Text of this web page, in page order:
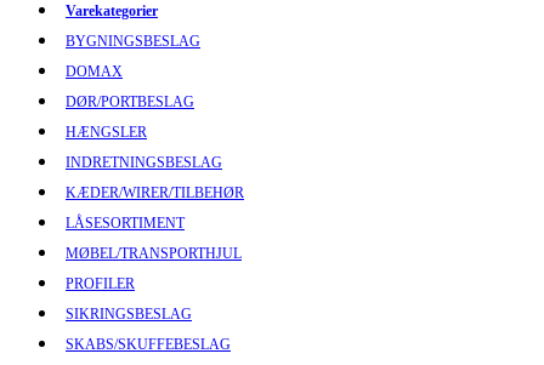
Varekategorier
BYGNINGSBESLAG
DOMAX
DØR/PORTBESLAG
HÆNGSLER
INDRETNINGSBESLAG
KÆDER/WIRER/TILBEHØR
LÅSESORTIMENT
MØBEL/TRANSPORTHJUL
PROFILER
SIKRINGSBESLAG
SKABS/SKUFFEBESLAG